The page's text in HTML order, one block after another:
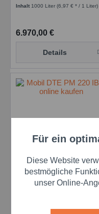
Inhalt 1000 Liter(6,97 € * / 1 Liter)
6.970,00 €
Details
Mobil DTE PM 220 -
1000 l IBC
1000 Liter(7,03 € * / 1 Liter)
7.030,00 €
Funktionale
Marketing
Für ein
Diese Website
bestmögliche
unser Online-